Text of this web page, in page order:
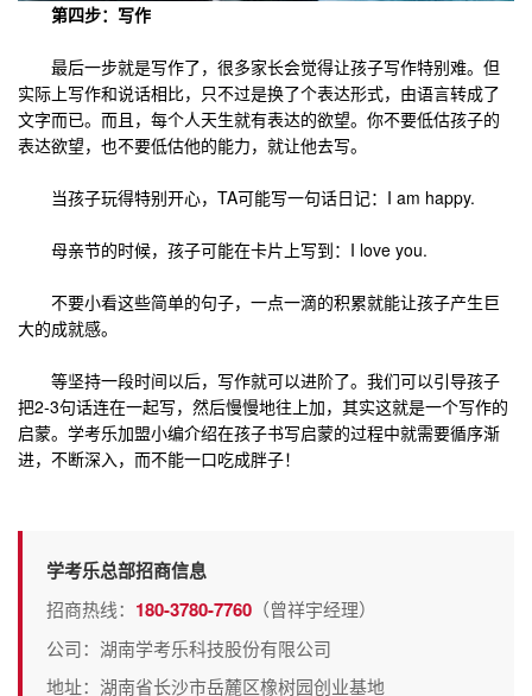
第四步：写作
最后一步就是写作了，很多家长会觉得让孩子写作特别难。但
实际上写作和说话相比，只不过是换了个表达形式，由语言转成了
文字而已。而且，每个人天生就有表达的欲望。你不要低估孩子的
表达欲望，也不要低估他的能力，就让他去写。
当孩子玩得特别开心，TA可能写一句话日记：I am happy.
母亲节的时候，孩子可能在卡片上写到：I love you.
不要小看这些简单的句子，一点一滴的积累就能让孩子产生巨
大的成就感。
等坚持一段时间以后，写作就可以进阶了。我们可以引导孩子
把2-3句话连在一起写，然后慢慢地往上加，其实这就是一个写作的
启蒙。学考乐加盟小编介绍在孩子书写启蒙的过程中就需要循序渐
进，不断深入，而不能一口吃成胖子！
学考乐总部招商信息
招商热线： 180-3780-7760 （曾祥宇经理）
公司：湖南学考乐科技股份有限公司
地址：湖南省长沙市岳麓区橡树园创业基地